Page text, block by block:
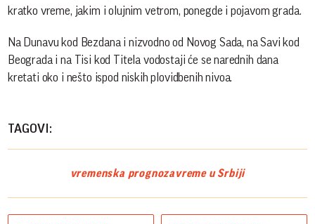
kratko vreme, jakim i olujnim vetrom, ponegde i pojavom grada.
Na Dunavu kod Bezdana i nizvodno od Novog Sada, na Savi kod
Beograda i na Tisi kod Titela vodostaji će se narednih dana
kretati oko i nešto ispod niskih plovidbenih nivoa.
TAGOVI:
vremenska prognozavreme u Srbiji